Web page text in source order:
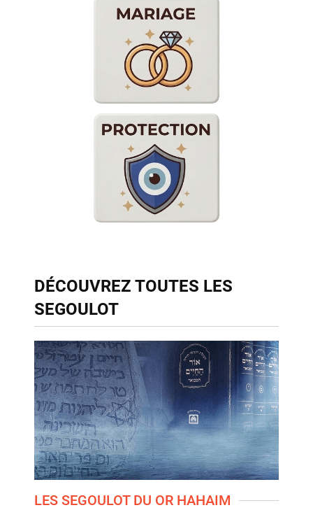
DÉCOUVREZ TOUTES LES
SEGOULOT
LES SEGOULOT DU OR HAHAIM